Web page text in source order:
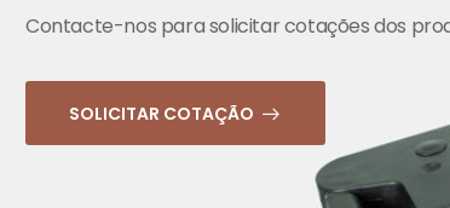
Contacte-nos para solicitar cotações dos
SOLICITAR COTAÇÃO